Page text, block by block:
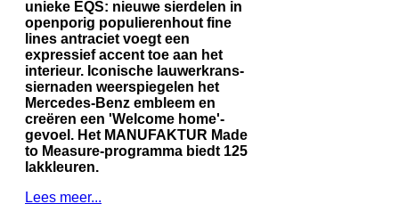
unieke EQS: nieuwe sierdelen in
openporig populierenhout fine
lines antraciet voegt een
expressief accent toe aan het
interieur. Iconische lauwerkrans-
siernaden weerspiegelen het
Mercedes-Benz embleem en
creëren een 'Welcome home'-
gevoel. Het MANUFAKTUR Made
to Measure-programma biedt 125
lakkleuren.
Lees meer...